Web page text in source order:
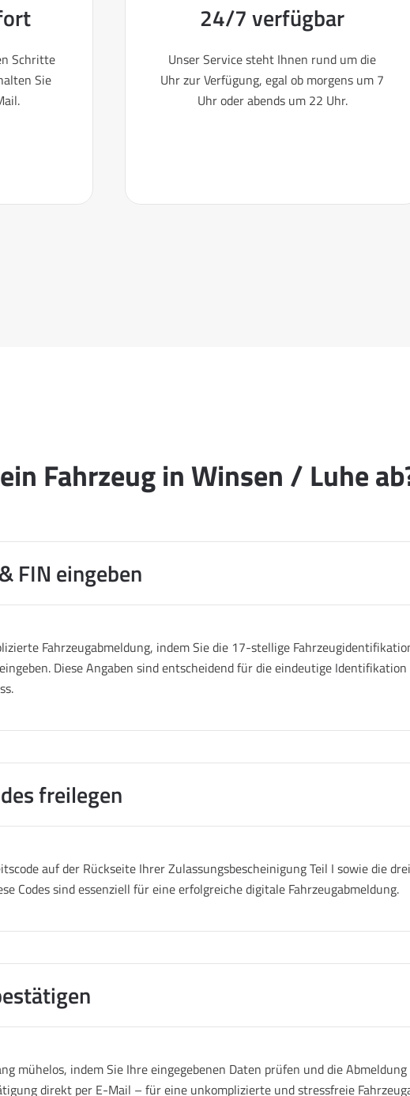
Schritte
Sie
24/7 verfügbar
Unser Service steht Ihnen rund um die
Uhr zur Verfügung, egal ob morgens um 7
Uhr oder abends um 22 Uhr.
Fahrzeug in Winsen / Luhe
FIN eingeben
Fahrzeugabmeldung, indem Sie die 17-stellige
Diese Angaben sind entscheidend für die eindeutige
freilegen
auf der Rückseite Ihrer Zulassungsbescheinigung Teil I sowie die
Codes sind essenziell für eine erfolgreiche digitale Fahrzeugabmeldung.
mühelos, indem Sie Ihre eingegebenen Daten prüfen und die
direkt per E-Mail – für eine unkomplizierte und stressfreie